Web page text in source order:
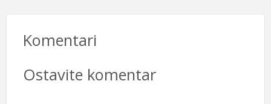
Komentari
Ostavite komentar